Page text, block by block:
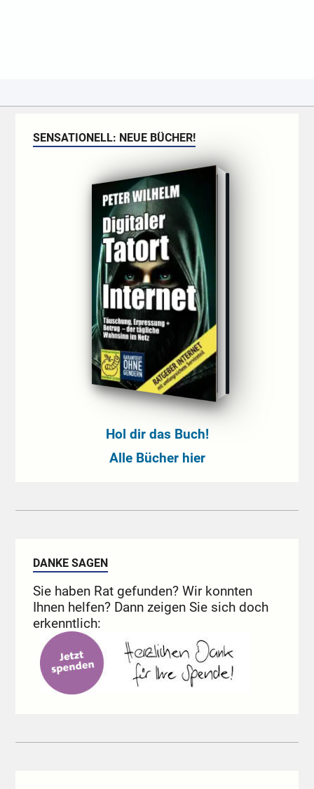
SENSATIONELL: NEUE BÜCHER!
Hol dir das Buch!
Alle Bücher hier
DANKE SAGEN
Sie haben Rat gefunden? Wir konnten
Ihnen helfen? Dann zeigen Sie sich doch
erkenntlich: